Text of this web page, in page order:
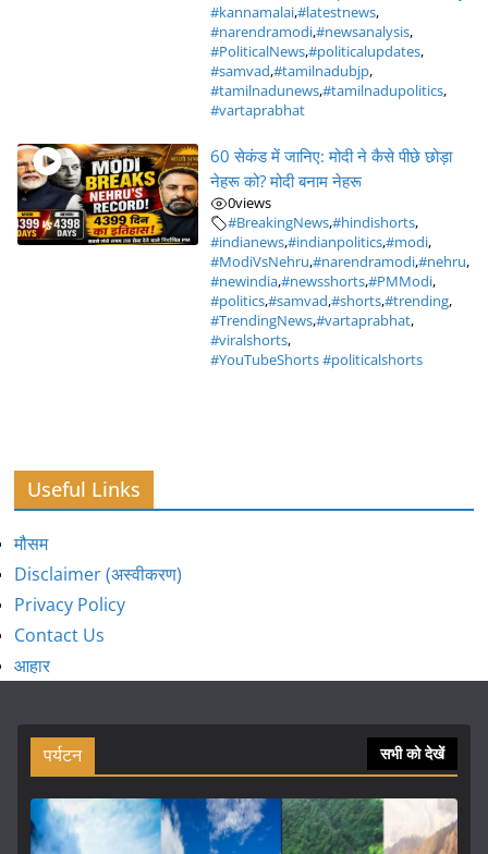
#kannamalai,#latestnews,
#narendramodi,#newsanalysis,
#PoliticalNews,#politicalupdates,
#samvad,#tamilnadubjp,
#tamilnadunews,#tamilnadupolitics,
#vartaprabhat
60 सेकंड में जानिए: मोदी ने कैसे पीछे छोड़ा
नेहरू को? मोदी बनाम नेहरू
0views
#BreakingNews,#hindishorts,
#indianews,#indianpolitics,#modi,
#ModiVsNehru,#narendramodi,#nehru,
#newindia,#newsshorts,#PMModi,
#politics,#samvad,#shorts,#trending,
#TrendingNews,#vartaprabhat,
#viralshorts,
#YouTubeShorts #politicalshorts
Useful Links
मौसम
Disclaimer (अस्वीकरण)
Privacy Policy
Contact Us
आहार
पर्यटन सभी को देखें